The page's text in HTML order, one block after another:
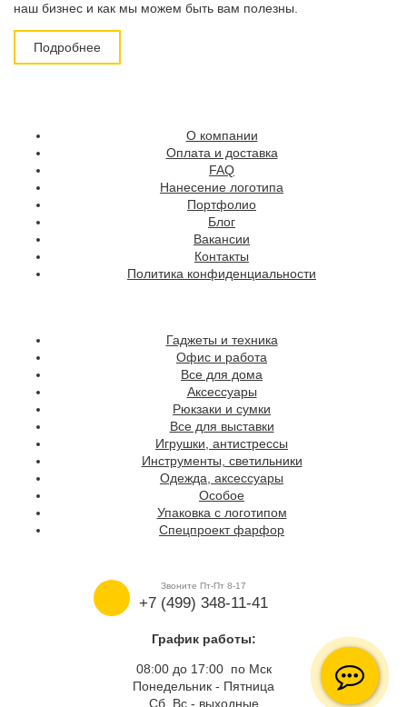
наш бизнес и как мы можем быть вам полезны.
Подробнее
О компании
Оплата и доставка
FAQ
Нанесение логотипа
Портфолио
Блог
Вакансии
Контакты
Политика конфиденциальности
Гаджеты и техника
Офис и работа
Все для дома
Аксессуары
Рюкзаки и сумки
Все для выставки
Игрушки, антистрессы
Инструменты, светильники
Одежда, аксессуары
Особое
Упаковка с логотипом
Спецпроект фарфор
Звоните Пт-Пт 8-17
+7 (499) 348-11-41
График работы:
08:00 до 17:00 по Мск
Понедельник - Пятница
Сб, Вс - выходные